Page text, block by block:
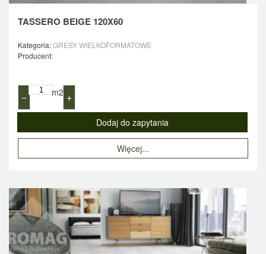
TASSERO BEIGE 120X60
Kategoria:GRESY WIELKOFORMATOWE
Producent:
− m2 +
Więcej...